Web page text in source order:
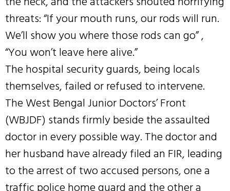
threats: “If your mouth runs, our rods will run.
We’ll show you where those rods can go” ,
“You won’t leave here alive.”
The hospital security guards, being locals
themselves, failed or refused to intervene.
The West Bengal Junior Doctors’ Front
(WBJDF) stands firmly beside the assaulted
doctor in every possible way. The doctor and
her husband have already filed an FIR, leading
to the arrest of two accused persons, one a